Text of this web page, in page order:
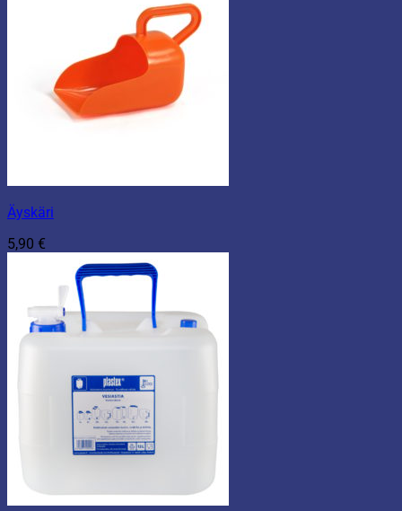
Äyskäri
5,90 €